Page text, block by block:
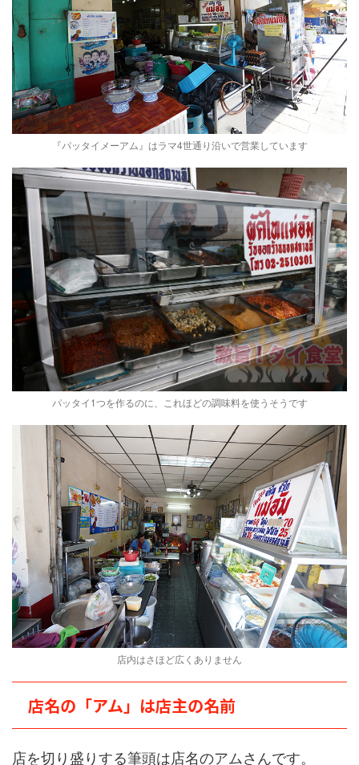
『パッタイメーアム』はラマ4世通り沿いで営業しています
パッタイ1つを作るのに、これほどの調味料を使うそうです
店内はさほど広くありません
店名の「アム」は店主の名前
店を切り盛りする筆頭は店名のアムさんです。